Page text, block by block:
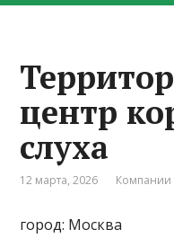
центр
слуха
12 марта, 2026 Компании
город: Москва